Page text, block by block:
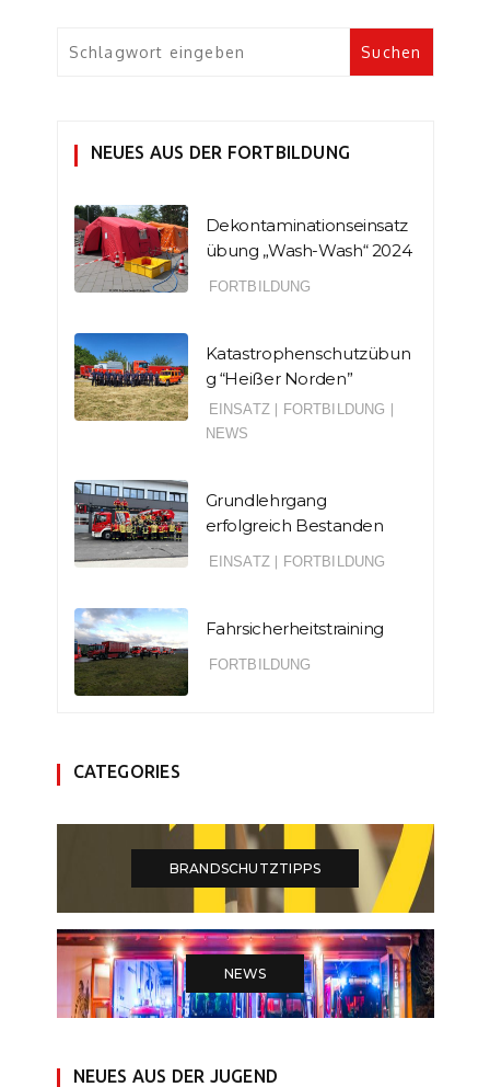
NEUES AUS DER FORTBILDUNG
Dekontaminationseinsatz
übung „Wash-Wash“ 2024
FORTBILDUNG
Katastrophenschutzübun
g “Heißer Norden”
EINSATZ FORTBILDUNG
NEWS
Grundlehrgang
erfolgreich Bestanden
EINSATZ FORTBILDUNG
Fahrsicherheitstraining
FORTBILDUNG
CATEGORIES
BRANDSCHUTZTIPPS
NEWS
NEUES AUS DER JUGEND